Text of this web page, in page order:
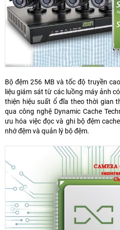
Bộ đệm 256 MB và tốc độ truyền
liệu giám sát từ các luồng máy ảnh
thiện hiệu suất ổ đĩa theo thời gian
qua công nghệ Dynamic Cache
ưu hóa việc đọc và ghi bộ đệm
nhớ đệm và quản lý bộ đệm.